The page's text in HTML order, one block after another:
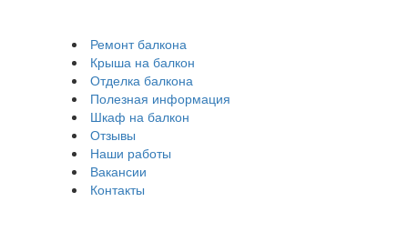
Ремонт балкона
Крыша на балкон
Отделка балкона
Полезная информация
Шкаф на балкон
Отзывы
Наши работы
Вакансии
Контакты